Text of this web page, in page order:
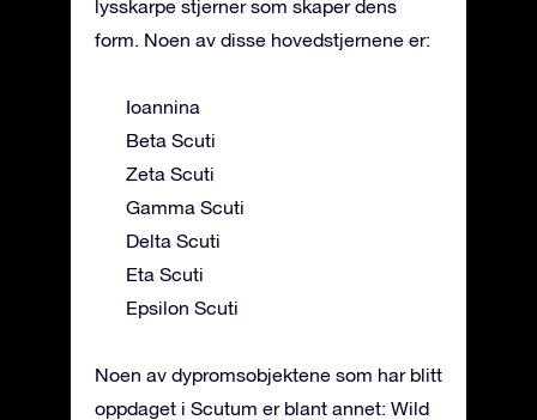
lysskarpe stjerner som skaper dens
form. Noen av disse hovedstjernene er:
Ioannina
Beta Scuti
Zeta Scuti
Gamma Scuti
Delta Scuti
Eta Scuti
Epsilon Scuti
Noen av dypromsobjektene som har blitt
oppdaget i Scutum er blant annet: Wild